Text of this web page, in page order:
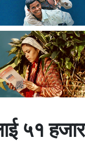
५१ हजार